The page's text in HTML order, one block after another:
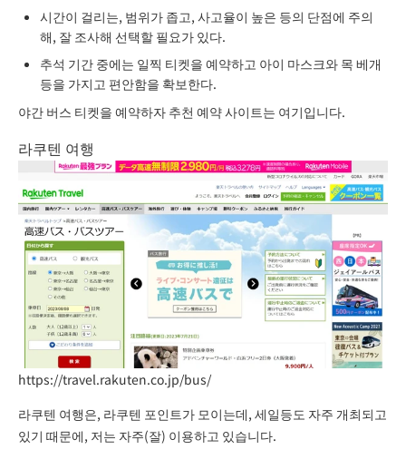
시간이 걸리는, 범위가 좁고, 사고율이 높은 등의 단점에 주의
해, 잘 조사해 선택할 필요가 있다.
추석 기간 중에는 일찍 티켓을 예약하고 아이 마스크와 목 베개
등을 가지고 편안함을 확보한다.
야간 버스 티켓을 예약하자 추천 예약 사이트는 여기입니다.
라쿠텐 여행
https://travel.rakuten.co.jp/bus/
라쿠텐 여행은, 라쿠텐 포인트가 모이는데, 세일등도 자주 개최되고
있기 때문에, 저는 자주(잘) 이용하고 있습니다.